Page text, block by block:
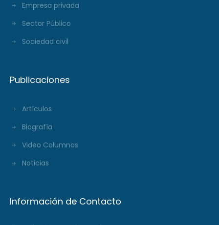
Empresa privada
Sector Público
Sociedad civil
Publicaciones
Artículos
Biografía
Video Columnas
Noticias
Información de Contacto